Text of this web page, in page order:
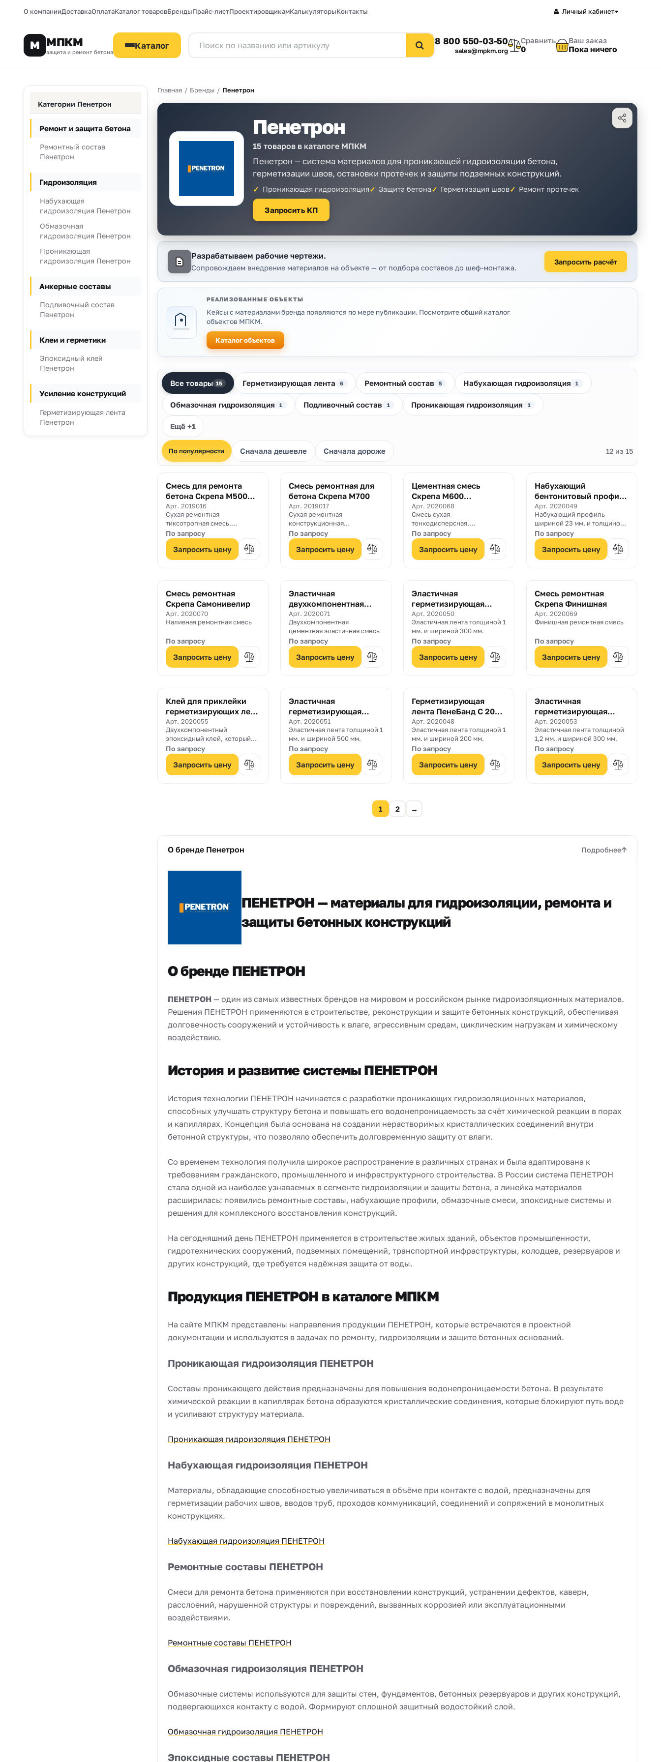
О компанииДоставкаОплатаКаталог товаровБрендыПрайс-листПроектировщикамКалькуляторыКонтакты Личный кабинет
М МПКМ
защита и ремонт бетона
Каталог 8 800 550-03-50
sales@mpkm.org
Сравнить
0
Ваш заказ
Пока ничего
Категории Пенетрон
Ремонт и защита бетона
Ремонтный состав
Пенетрон
Гидроизоляция
Набухающая
гидроизоляция Пенетрон
Обмазочная
гидроизоляция Пенетрон
Проникающая
гидроизоляция Пенетрон
Анкерные составы
Подливочный состав
Пенетрон
Клеи и герметики
Эпоксидный клей
Пенетрон
Усиление конструкций
Герметизирующая лента
Пенетрон
Главная / Бренды / Пенетрон
Пенетрон
15 товаров в каталоге МПКМ
Пенетрон — система материалов для проникающей гидроизоляции бетона,
герметизации швов, остановки протечек и защиты подземных конструкций.
Проникающая гидроизоляция Защита бетона Герметизация швов Ремонт протечек
Запросить КП
Разрабатываем рабочие чертежи.
Сопровождаем внедрение материалов на объекте — от подбора составов до шеф-монтажа.
Запросить расчёт
РЕАЛИЗОВАННЫЕ ОБЪЕКТЫ
Кейсы с материалами бренда появляются по мере публикации. Посмотрите общий каталог
объектов МПКМ.
Каталог объектов
Продукция бренда
МАТЕРИАЛЫ
Все товары 15 Герметизирующая лента 6 Ремонтный состав 5 Набухающая гидроизоляция 1
Обмазочная гидроизоляция 1 Подливочный состав 1 Проникающая гидроизоляция 1
Ещё +1
По популярности Сначала дешевле Сначала дороже 12 из 15
Смесь для ремонта
бетона Скрепа М500
Ремонтная
Арт. 2019016
Сухая ремонтная
тиксотропная смесь.
Толщина нанесения от 5 до
50 мм.
По запросу
Запросить цену
Смесь ремонтная для
бетона Скрепа М700
Арт. 2019017
Сухая ремонтная
конструкционная
тиксотропная смесь.
Толщина нанесения от 6 до
60 мм.
По запросу
Запросить цену
Цементная смесь
Скрепа М600
инъекционная
Арт. 2020068
Смесь сухая
тонкодисперсная,
ремонтная, инъекционная
Рк150, B45, W20, F400
«Скрепа М600
Инъекционная» ГОСТ 31357-
2007. Состоит из
химических добавок.
По запросу
Запросить цену
Набухающий
бентонитовый профиль
Пенебар
Арт. 2020049
Набухающий профиль
шириной 23 мм. и толщиной
17 мм., который обладает
свойством увеличиваться в
объеме при контакте с водой
в 2 раза!
По запросу
Запросить цену
Смесь ремонтная
Скрепа Самонивелир
Арт. 2020070
Наливная ремонтная смесь
По запросу
Запросить цену
Эластичная
двухкомпонентная
цементная
гидроизоляция Скрепа
2К Эластичная
Арт. 2020071
Двухкомпонентная
цементная эластичная смесь
По запросу
Запросить цену
Эластичная
герметизирующая
лента ПенеБанд С 300
мм.
Арт. 2020050
Эластичная лента толщиной 1
мм. и шириной 300 мм.
По запросу
Запросить цену
Смесь ремонтная
Скрепа Финишная
Арт. 2020069
Финишная ремонтная смесь
По запросу
Запросить цену
Клей для приклейки
герметизирующих лент
ПенеПокси 2К
Арт. 2020055
Двухкомпонентный
эпоксидный клей, который
применяется для приклейки
лент ПенеБанд-С
По запросу
Запросить цену
Эластичная
герметизирующая
лента ПенеБанд С 500
мм.
Арт. 2020051
Эластичная лента толщиной 1
мм. и шириной 500 мм.
По запросу
Запросить цену
Герметизирующая
лента ПенеБанд С 200
мм.
Арт. 2020048
Эластичная лента толщиной 1
мм. и шириной 200 мм.
По запросу
Запросить цену
Эластичная
герметизирующая
лента ПенеБанд 300
мм.
Арт. 2020053
Эластичная лента толщиной
1,2 мм. и шириной 300 мм.
По запросу
Запросить цену
1 2 →
О бренде Пенетрон Подробнее
ПЕНЕТРОН — материалы для гидроизоляции, ремонта и
защиты бетонных конструкций
О бренде ПЕНЕТРОН
ПЕНЕТРОН — один из самых известных брендов на мировом и российском рынке гидроизоляционных материалов.
Решения ПЕНЕТРОН применяются в строительстве, реконструкции и защите бетонных конструкций, обеспечивая
долговечность сооружений и устойчивость к влаге, агрессивным средам, циклическим нагрузкам и химическому
воздействию.
История и развитие системы ПЕНЕТРОН
История технологии ПЕНЕТРОН начинается с разработки проникающих гидроизоляционных материалов,
способных улучшать структуру бетона и повышать его водонепроницаемость за счёт химической реакции в порах
и капиллярах. Концепция была основана на создании нерастворимых кристаллических соединений внутри
бетонной структуры, что позволяло обеспечить долговременную защиту от влаги.
Со временем технология получила широкое распространение в различных странах и была адаптирована к
требованиям гражданского, промышленного и инфраструктурного строительства. В России система ПЕНЕТРОН
стала одной из наиболее узнаваемых в сегменте гидроизоляции и защиты бетона, а линейка материалов
расширилась: появились ремонтные составы, набухающие профили, обмазочные смеси, эпоксидные системы и
решения для комплексного восстановления конструкций.
На сегодняшний день ПЕНЕТРОН применяется в строительстве жилых зданий, объектов промышленности,
гидротехнических сооружений, подземных помещений, транспортной инфраструктуры, колодцев, резервуаров и
других конструкций, где требуется надёжная защита от воды.
Продукция ПЕНЕТРОН в каталоге МПКМ
На сайте МПКМ представлены направления продукции ПЕНЕТРОН, которые встречаются в проектной
документации и используются в задачах по ремонту, гидроизоляции и защите бетонных оснований.
Проникающая гидроизоляция ПЕНЕТРОН
Составы проникающего действия предназначены для повышения водонепроницаемости бетона. В результате
химической реакции в капиллярах бетона образуются кристаллические соединения, которые блокируют путь воде
и усиливают структуру материала.
Проникающая гидроизоляция ПЕНЕТРОН
Набухающая гидроизоляция ПЕНЕТРОН
Материалы, обладающие способностью увеличиваться в объёме при контакте с водой, предназначены для
герметизации рабочих швов, вводов труб, проходов коммуникаций, соединений и сопряжений в монолитных
конструкциях.
Набухающая гидроизоляция ПЕНЕТРОН
Ремонтные составы ПЕНЕТРОН
Смеси для ремонта бетона применяются при восстановлении конструкций, устранении дефектов, каверн,
расслоений, нарушенной структуры и повреждений, вызванных коррозией или эксплуатационными
воздействиями.
Ремонтные составы ПЕНЕТРОН
Обмазочная гидроизоляция ПЕНЕТРОН
Обмазочные системы используются для защиты стен, фундаментов, бетонных резервуаров и других конструкций,
подвергающихся контакту с водой. Формируют сплошной защитный водостойкий слой.
Обмазочная гидроизоляция ПЕНЕТРОН
Эпоксидные составы ПЕНЕТРОН